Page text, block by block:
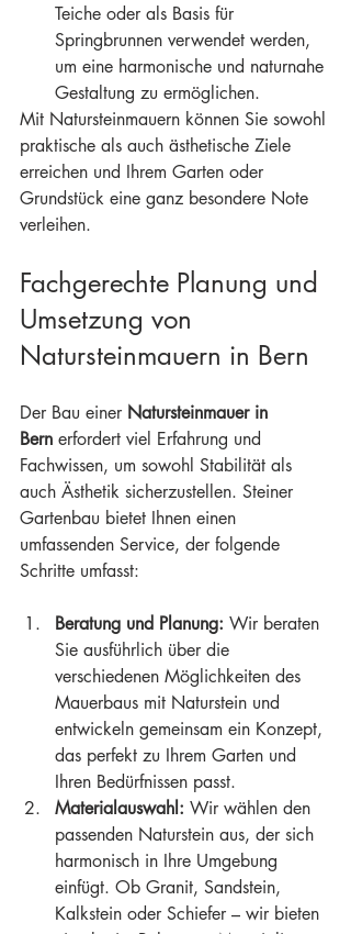
Teiche oder als Basis für
Springbrunnen verwendet werden,
um eine harmonische und naturnahe
Gestaltung zu ermöglichen.
Mit Natursteinmauern können Sie sowohl
praktische als auch ästhetische Ziele
erreichen und Ihrem Garten oder
Grundstück eine ganz besondere Note
verleihen.
Fachgerechte Planung und
Umsetzung von
Natursteinmauern in Bern
Der Bau einer Natursteinmauer in
Bern erfordert viel Erfahrung und
Fachwissen, um sowohl Stabilität als
auch Ästhetik sicherzustellen. Steiner
Gartenbau bietet Ihnen einen
umfassenden Service, der folgende
Schritte umfasst:
Beratung und Planung: Wir beraten
Sie ausführlich über die
verschiedenen Möglichkeiten des
Mauerbaus mit Naturstein und
entwickeln gemeinsam ein Konzept,
das perfekt zu Ihrem Garten und
Ihren Bedürfnissen passt.
Materialauswahl: Wir wählen den
passenden Naturstein aus, der sich
harmonisch in Ihre Umgebung
einfügt. Ob Granit, Sandstein,
Kalkstein oder Schiefer – wir bieten